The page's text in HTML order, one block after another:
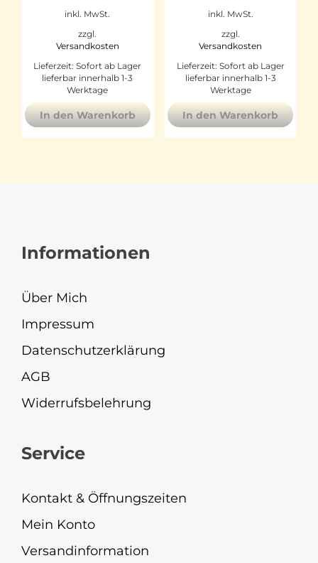
inkl. MwSt.
zzgl.
Versandkosten
Lieferzeit:Sofort ab Lager
lieferbar innerhalb 1-3
Werktage
In den Warenkorb
inkl. MwSt.
zzgl.
Versandkosten
Lieferzeit: Sofort ab Lager
lieferbar innerhalb 1-3
Werktage
In den Warenkorb
Informationen
Über Mich
Impressum
Datenschutzerklärung
AGB
Widerrufsbelehrung
Service
Kontakt & Öffnungszeiten
Mein Konto
Versandinformation